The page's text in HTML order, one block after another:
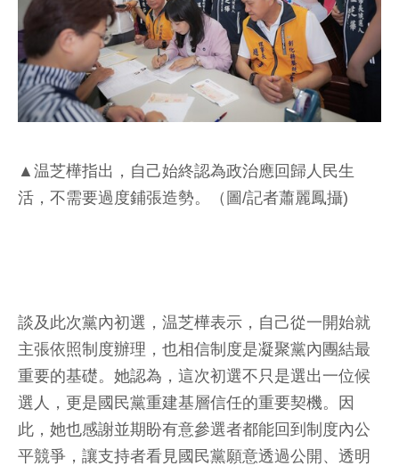
▲温芝樺指出，自己始終認為政治應回歸人民生
活，不需要過度鋪張造勢。（圖/記者蕭麗鳳攝)
談及此次黨內初選，温芝樺表示，自己從一開始就
主張依照制度辦理，也相信制度是凝聚黨內團結最
重要的基礎。她認為，這次初選不只是選出一位候
選人，更是國民黨重建基層信任的重要契機。因
此，她也感謝並期盼有意參選者都能回到制度內公
平競爭，讓支持者看見國民黨願意透過公開、透明